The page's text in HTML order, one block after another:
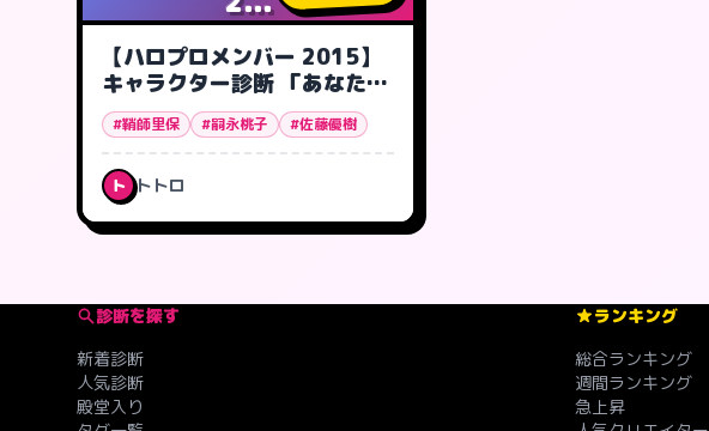
【ハロプロメンバー 2015】
キャラクター診断 「あなたは
誰タイプ?」
#鞘師里保 #嗣永桃子 #佐藤優樹
ト トトロ
診断を探す
新着診断
人気診断
殿堂入り
ランキング
総合ランキング
週間ランキング
急上昇